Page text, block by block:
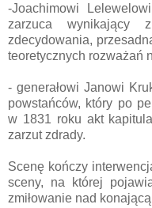
-Joachimowi
zarzuca wynikający
zdecydowania,
teoretycznych rozważań
- generałowi Janowi
powstańców, który po
w 1831 roku akt
zarzut zdrady.
Scenę kończy
sceny, na której
zmiłowanie nad